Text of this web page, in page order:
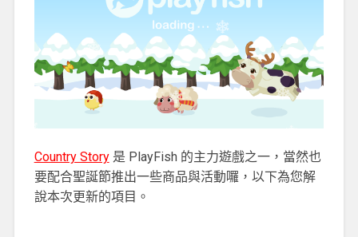
Country Story是 PlayFish 的主力遊戲之一，當然也
要配合聖誕節推出一些商品與活動囉，以下為您解
說本次更新的項目。